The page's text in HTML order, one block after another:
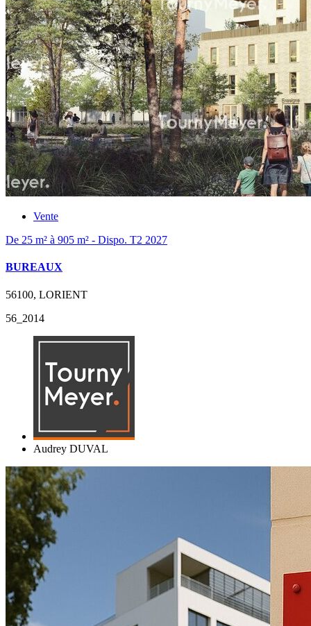
Vente
De 25 m² à 905 m² - Dispo. T2 2027
BUREAUX
56100, LORIENT
56_2014
Audrey DUVAL